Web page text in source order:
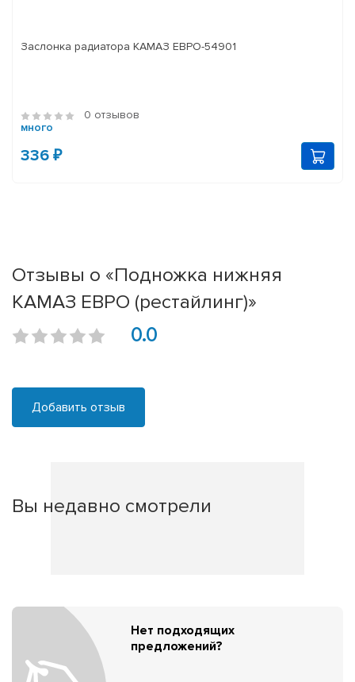
Заслонка радиатора КАМАЗ ЕВРО-54901
0 отзывов
много
336 ₽
Отзывы о «Подножка нижняя
КАМАЗ ЕВРО (рестайлинг)»
0.0
Добавить отзыв
Вы недавно смотрели
Нет подходящих
предложений?